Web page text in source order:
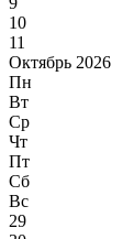
10
11
Октябрь 2026
Пн
Вт
Ср
Чт
Пт
Сб
Вс
29